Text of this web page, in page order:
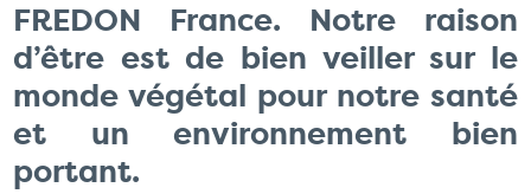
FREDON France. Notre raison
d’être est de bien veiller sur le
monde végétal pour notre santé
et un environnement bien
portant.